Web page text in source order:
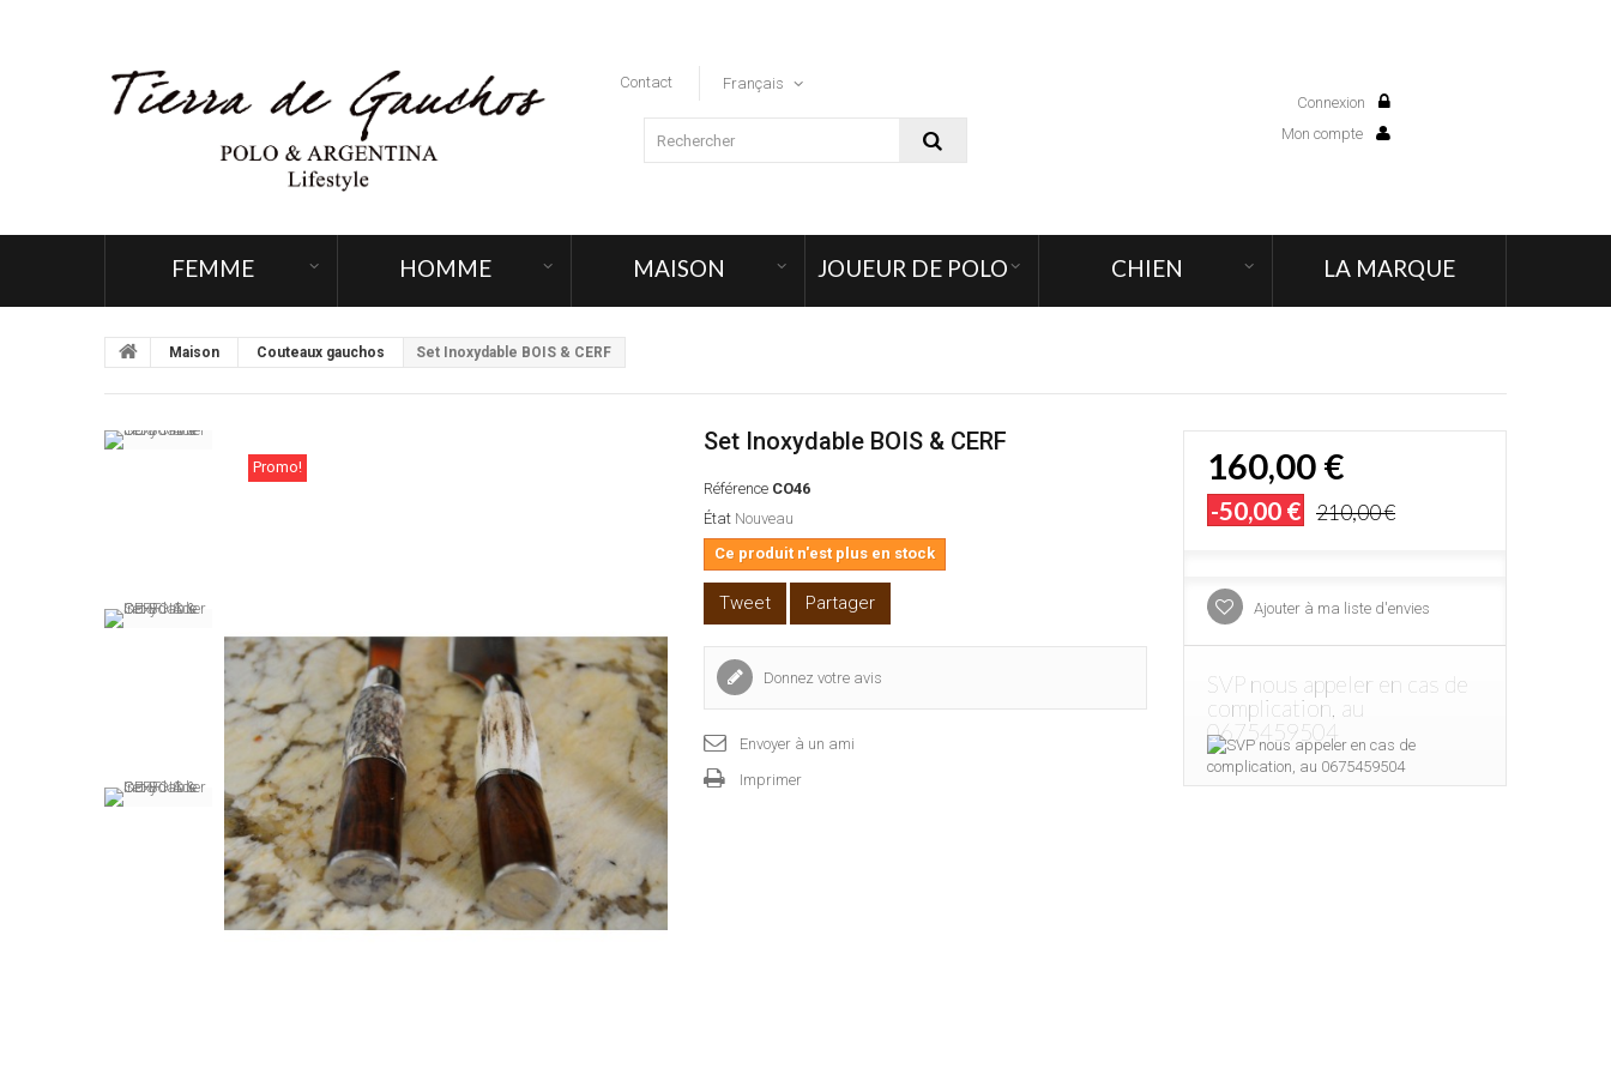
Connexion
Mon compte
Contact Français
FEMME HOMME MAISON JOUEUR DE POLO CHIEN LA MARQUE
Maison Couteaux gauchos Set Inoxydable BOIS & CERF
Promo!
Set Inoxydable BOIS & CERF
Référence CO46
État Nouveau
Ce produit n'est plus en stock
Tweet Partager
Donnez votre avis
Envoyer à un ami
Imprimer
160,00 €
-50,00 € 210,00 €
Ajouter à ma liste d'envies
SVP nous appeler en cas de
complication, au
0675459504